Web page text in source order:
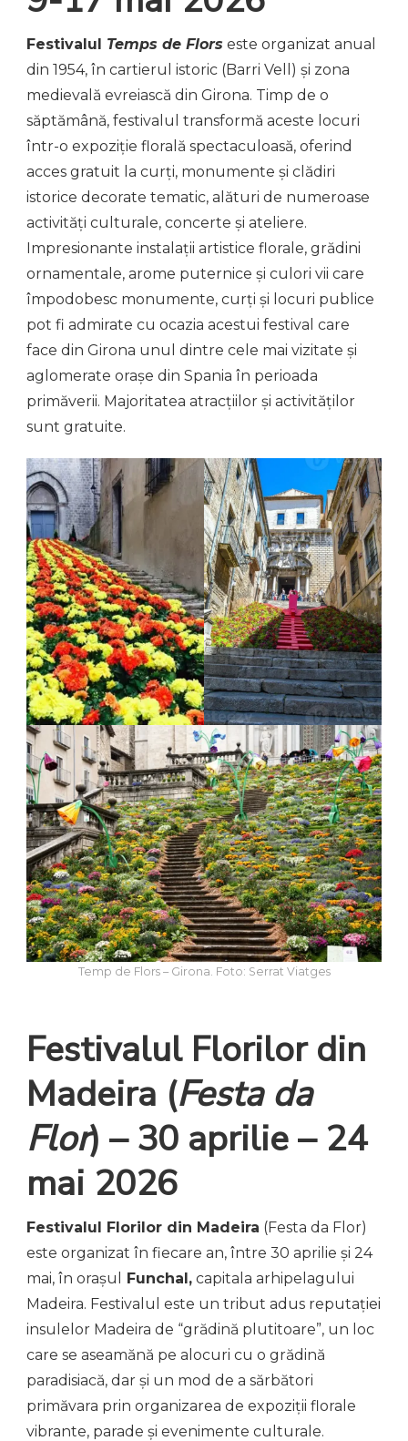
Festivalul Temps de Flors este organizat anual
din 1954, în cartierul istoric (Barri Vell) și zona
medievală evreiască din Girona. Timp de o
săptămână, festivalul transformă aceste locuri
într-o expoziție florală spectaculoasă, oferind
acces gratuit la curți, monumente și clădiri
istorice decorate tematic, alături de numeroase
activități culturale, concerte și ateliere.
Impresionante instalații artistice florale, grădini
ornamentale, arome puternice și culori vii care
împodobesc monumente, curți și locuri publice
pot fi admirate cu ocazia acestui festival care
face din Girona unul dintre cele mai vizitate și
aglomerate orașe din Spania în perioada
primăverii. Majoritatea atracțiilor și activităților
sunt gratuite.
Temp de Flors – Girona. Foto: Serrat Viatges
Festivalul Florilor din
Madeira (Festa da
Flor) – 30 aprilie – 24
mai 2026
Festivalul Florilor din Madeira (Festa da Flor)
este organizat în fiecare an, între 30 aprilie și 24
mai, în orașul
Funchal, capitala arhipelagului
Madeira. Festivalul este un tribut adus reputației
insulelor Madeira de “grădină plutitoare”, un loc
care se aseamănă pe alocuri cu o grădină
paradisiacă, dar și un mod de a sărbători
primăvara prin organizarea de expoziții florale
vibrante, parade și evenimente culturale.